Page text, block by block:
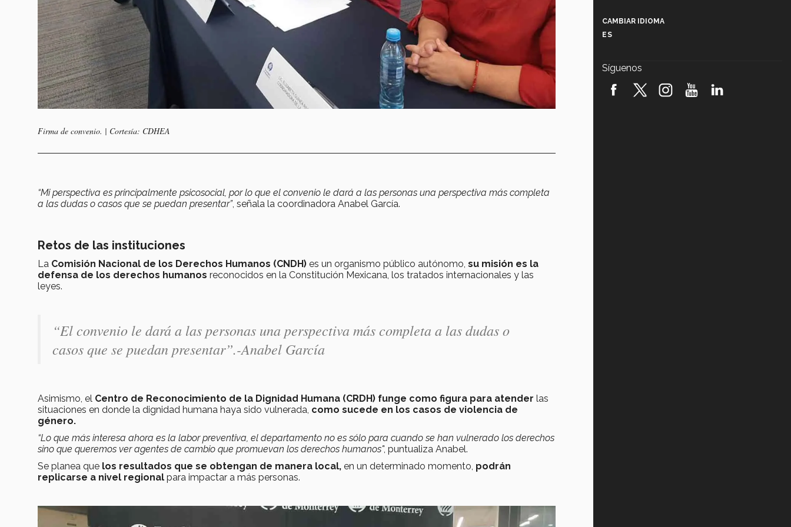
Firma de convenio. | Cortesía: CDHEA
“Mi perspectiva es principalmente psicosocial, por lo que el convenio le dará a las personas una perspectiva más completa
a las dudas o casos que se puedan presentar”, señala la coordinadora Anabel García.
Retos de las instituciones
La Comisión Nacional de los Derechos Humanos (CNDH) es un organismo público autónomo, su misión es la
defensa de los derechos humanos reconocidos en la Constitución Mexicana, los tratados internacionales y las
leyes.
“El convenio le dará a las personas una perspectiva más completa a las dudas o
casos que se puedan presentar”.-Anabel García
Asimismo, el Centro de Reconocimiento de la Dignidad Humana (CRDH) funge como figura para atender las
situaciones en donde la dignidad humana haya sido vulnerada, como sucede en los casos de violencia de
género.
“Lo que más interesa ahora es la labor preventiva, el departamento no es sólo para cuando se han vulnerado los derechos
sino que queremos ver agentes de cambio que promuevan los derechos humanos'', puntualiza Anabel.
Se planea que los resultados que se obtengan de manera local, en un determinado momento, podrán
replicarse a nivel regional para impactar a más personas.
robótica FIRST 2026! (video)
CAMBIAR IDIOMA
ES
Síguenos